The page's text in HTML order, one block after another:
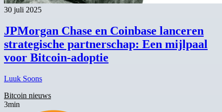
30 juli 2025
JPMorgan Chase en Coinbase lanceren
strategische partnerschap: Een mijlpaal
voor Bitcoin-adoptie
Luuk Soons
Bitcoin nieuws
3min